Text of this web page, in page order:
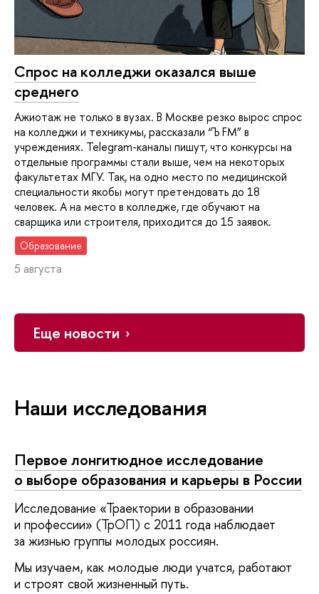
Спрос на колледжи оказался выше
среднего
Ажиотаж не только в вузах. В Москве резко вырос спрос
на колледжи и техникумы, рассказали “Ъ FM” в
учреждениях. Telegram-каналы пишут, что конкурсы на
отдельные программы стали выше, чем на некоторых
факультетах МГУ. Так, на одно место по медицинской
специальности якобы могут претендовать до 18
человек. А на место в колледже, где обучают на
сварщика или строителя, приходится до 15 заявок.
Образование
5 августа
Еще новости
Наши исследования
Первое лонгитюдное исследование
о выборе образования и карьеры в России
Исследование «Траектории в образовании
и профессии» (ТрОП) с 2011 года наблюдает
за жизнью группы молодых россиян.
Мы изучаем, как молодые люди учатся, работают
и строят свой жизненный путь.